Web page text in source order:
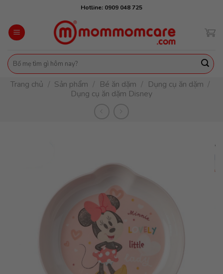
content
Hotline: 0909 048 725
Tìm
kiếm:
Trang chủ / Sản phẩm / Bé ăn dặm / Dụng cụ ăn dặm /
Dụng cụ ăn dặm Disney